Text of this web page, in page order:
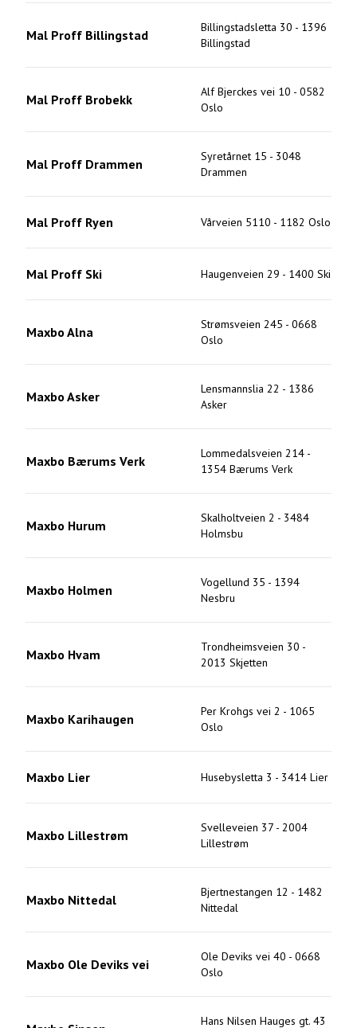
Mal Proff Billingstad Billingstadsletta 30 - 1396
Billingstad
Mal Proff Brobekk Alf Bjerckes vei 10 - 0582
Oslo
Mal Proff Drammen Syretårnet 15 - 3048
Drammen
Mal Proff Ryen Vårveien 5110 - 1182 Oslo
Mal Proff Ski Haugenveien 29 - 1400 Ski
Maxbo Alna Strømsveien 245 - 0668
Oslo
Maxbo Asker Lensmannslia 22 - 1386
Asker
Maxbo Bærums Verk Lommedalsveien 214 -
1354 Bærums Verk
Maxbo Hurum Skalholtveien 2 - 3484
Holmsbu
Maxbo Holmen Vogellund 35 - 1394
Nesbru
Maxbo Hvam Trondheimsveien 30 -
2013 Skjetten
Maxbo Karihaugen Per Krohgs vei 2 - 1065
Oslo
Maxbo Lier Husebysletta 3 - 3414 Lier
Maxbo Lillestrøm Svelleveien 37 - 2004
Lillestrøm
Maxbo Nittedal Bjertnestangen 12 - 1482
Nittedal
Maxbo Ole Deviks vei Ole Deviks vei 40 - 0668
Oslo
Hans Nilsen Hauges gt. 43